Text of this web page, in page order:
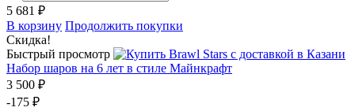
5 681 ₽
В корзину Продолжить покупки
Скидка!
Быстрый просмотр
Набор шаров на 6 лет в стиле Майнкрафт
3 500 ₽
-175 ₽